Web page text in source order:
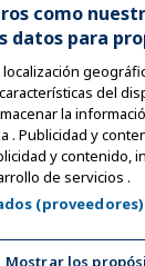
sesión
Carreras
como
datos para
del
la
. Publicidad y
y contenido,
de servicios .
(proveedores)
Mostrar los